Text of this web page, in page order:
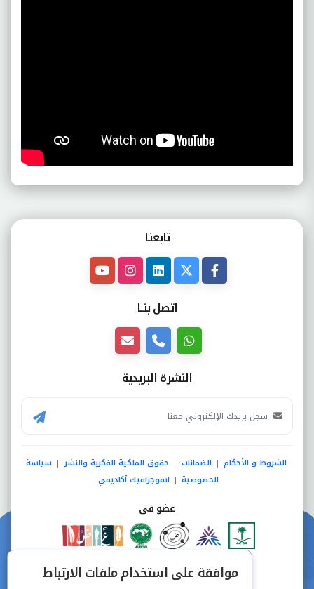
تابعنـا
اتصل بنــا
النشرة البريدية
الشروط و الأحكام | الضمانات | حقوق الملكية الفكرية والنشر | سياسة
الخصوصية | انفوجرافيك أكاديمي
عضو فى
دفع آمن من خلال
موافقة على استخدام ملفات الارتباط